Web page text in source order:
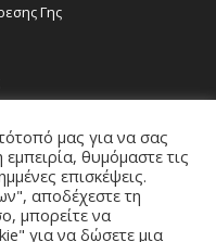
Γης
μας για να σας
θυμόμαστε τις
επισκέψεις.
αποδέχεστε τη
μπορείτε να
για να δώσετε μια